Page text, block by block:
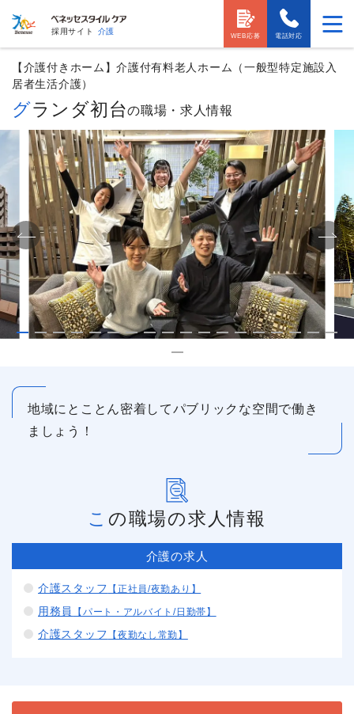
採用サイト 介護
電話対応
WEB応募
【介護付きホーム】介護付有料老人ホーム（一般型特定施設入
居者生活介護）
グランダ初台の職場・求人情報
地域にとことん密着してパブリックな空間で働き
ましょう！
この職場の求人情報
介護の求人
介護スタッフ 【正社員/夜勤あり】
用務員 【パート・アルバイト/日勤帯】
介護スタッフ 【夜勤なし常勤】